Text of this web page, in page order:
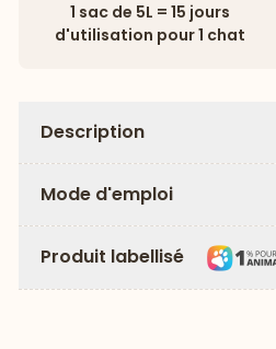
1 sac de 5L = 15 jours
d'utilisation pour 1 chat
Description
Mode d'emploi
Produit labellisé